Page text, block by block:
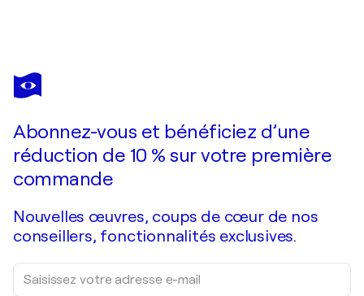
ELA KÖHLER
Das Ehepaar aus Schottland
Abonnez-vous et bénéficiez d’une
réduction de 10 % sur votre première
commande
Nouvelles œuvres, coups de cœur de nos
conseillers, fonctionnalités exclusives.